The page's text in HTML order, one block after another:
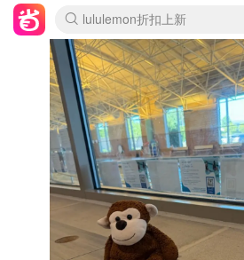
lululemon折扣上新
Sasa美妆护肤3.5折
SSENSE年中2.5折
FreshBeauty好价汇总
Cettire降价+叠9折
WWS Coles超市实拍
viagogo二手票捡漏
Myer折扣汇总
The Outnet奢牌1折起
David Jones 3折起
Flannels大牌1折
Perfumes Club护肤1折
AMIRO面罩$251
Amazon折扣汇总
eToro入金$200送$50
Amazon数码好物
ICONIC本周7.5折
ThedoubleF高奢地板价
Moose Knuckles 6折
EUFY摄像头$98
Selenichast首饰2折
Trip机票酒店促销
YSL送5件彩妆礼
Amazon家居好物
Amazon美妆护肤
雅漾大喷$8
过敏原检测盒$33
科颜氏高保湿面霜$29
SEALIFE海洋馆门票6折
丝塔芙大白罐$16
订阅Newsletter送香薰
Cult Beauty 6.8折
Harrods圣诞日历$525
LN-CC奢牌私促3折
d'Alba空姐喷雾$16
EVE LOM套装£56
Bernardelli独家4折
Adore Beauty 6折起
CT圣诞日历
Mytheresa奢品2.7折
Luxury Escapes 9折
Currentbody美容仪$881
MOON Garden Live
Roborock扫地机$649
Tingo Life水杯$24
Valentino官网5折
CR洗护套装$23
修丽可4件套$159
GANNI官网4.5折
Stylevana韩妆4折
Tessabit高奢8.5折
OGX洗发水$11
Amazon阿德莱德次日达
卡诗8.5折+赠礼
Philips Hue灯具8折
La Mer送8件礼值$529